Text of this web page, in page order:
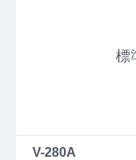
標
V-280A